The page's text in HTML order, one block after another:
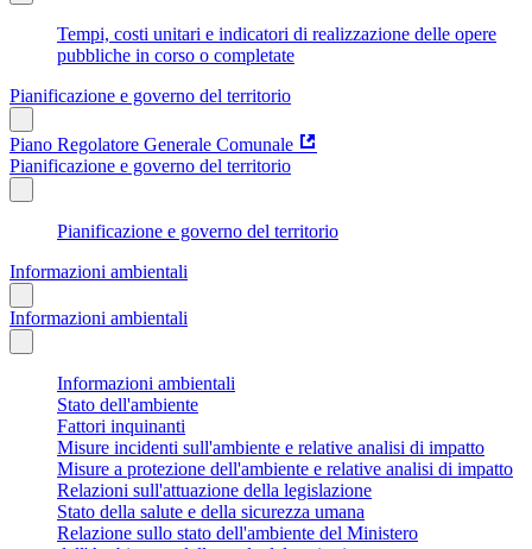
Tempi, costi unitari e indicatori di realizzazione delle opere
pubbliche in corso o completate
Pianificazione e governo del territorio
Piano Regolatore Generale Comunale
Pianificazione e governo del territorio
Pianificazione e governo del territorio
Informazioni ambientali
Informazioni ambientali
Informazioni ambientali
Stato dell'ambiente
Fattori inquinanti
Misure incidenti sull'ambiente e relative analisi di impatto
Misure a protezione dell'ambiente e relative analisi di impatto
Relazioni sull'attuazione della legislazione
Stato della salute e della sicurezza umana
Relazione sullo stato dell'ambiente del Ministero